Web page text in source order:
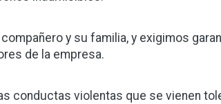
y su familia, y exigimos
de la empresa.
conductas violentas que se vienen